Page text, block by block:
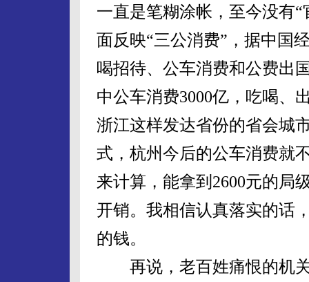
一直是笔糊涂帐，至今没有
面反映“三公消费”，据中国
喝招待、公车消费和公费出
中公车消费3000亿，吃喝、
浙江这样发达省份的省会城
式，杭州今后的公车消费就
来计算，能拿到2600元的局
开销。我相信认真落实的话
的钱。
再说，老百姓痛恨的机关